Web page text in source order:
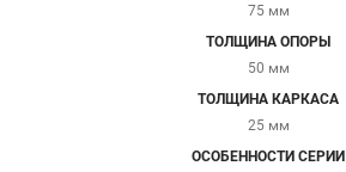
75 мм
ТОЛЩИНА ОПОРЫ
50 мм
ТОЛЩИНА КАРКАСА
25 мм
ОСОБЕННОСТИ СЕРИИ